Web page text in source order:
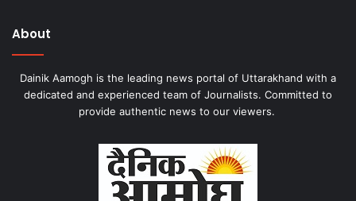
About
Dainik Aamogh is the leading news portal of Uttarakhand with a
dedicated and experienced team of Journalists. Committed to
provide authentic news to our viewers.